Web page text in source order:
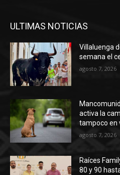
ULTIMAS NOTICIAS
Villaluenga
semana el
agosto 7, 2026
activa la
tampoco en
agosto 7, 2026
Raíces
80 y 90